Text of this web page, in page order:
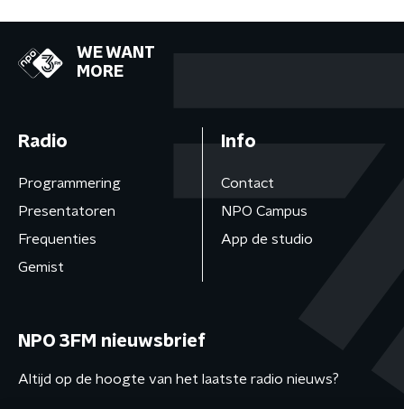
WE WANT
MORE
Radio
Programmering
Presentatoren
Frequenties
Gemist
Info
Contact
NPO Campus
App de studio
NPO 3FM nieuwsbrief
Altijd op de hoogte van het laatste radio nieuws?